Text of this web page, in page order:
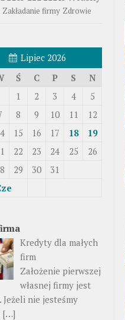
Zakładanie firmy Zdrowie
Lipiec 2026
Ś C P S N
1 2 3 4
5
8 9 10 11
12
15 16 17 18
19
22 23 24 25
26
29 30 31
Kredyty dla małych
firm
Założenie pierwszej
własnej firmy jest
Jeżeli nie jesteśmy
[…]